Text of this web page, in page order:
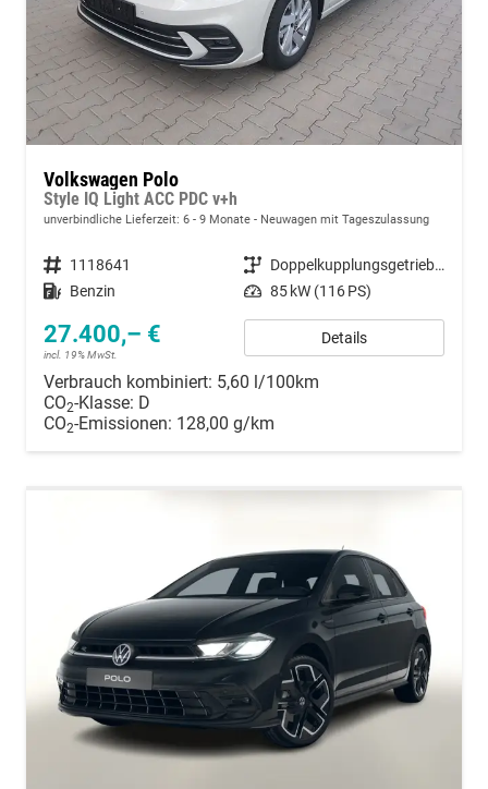
Volkswagen Polo
Style IQ Light ACC PDC v+h
unverbindliche Lieferzeit: 6 - 9 Monate Neuwagen mit Tageszulassung
Fahrzeugnummer 1118641 Getriebe
Doppelkupplungsgetriebe (DSG)
Kraftstoff Benzin Leistung 85 kW (116 PS)
27.400,– €
incl. 19% MwSt.
Details
Verbrauch kombiniert: 5,60 l/100km
CO2-Klasse: D
CO2-Emissionen: 128,00 g/km